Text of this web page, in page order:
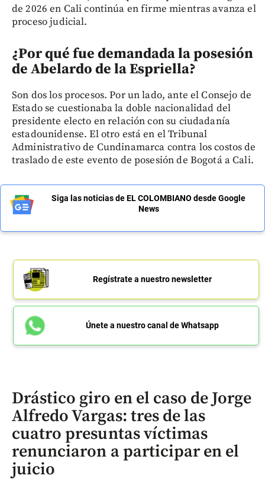
de 2026 en Cali continúa en firme mientras avanza el
proceso judicial.
¿Por qué fue demandada la posesión
de Abelardo de la Espriella?
Son dos los procesos. Por un lado, ante el Consejo de
Estado se cuestionaba la doble nacionalidad del
presidente electo en relación con su ciudadanía
estadounidense. El otro está en el Tribunal
Administrativo de Cundinamarca contra los costos de
traslado de este evento de posesión de Bogotá a Cali.
Siga las noticias de EL COLOMBIANO desde Google
News
Regístrate a nuestro newsletter
Únete a nuestro canal de Whatsapp
Drástico giro en el caso de Jorge
Alfredo Vargas: tres de las
cuatro presuntas víctimas
renunciaron a participar en el
juicio